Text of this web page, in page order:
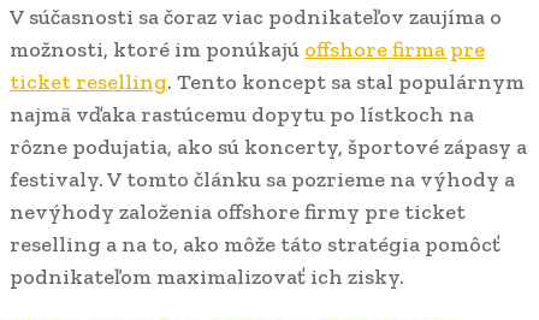
V súčasnosti sa čoraz viac podnikateľov zaujíma o
možnosti, ktoré im ponúkajú offshore firma pre
ticket reselling. Tento koncept sa stal populárnym
najmä vďaka rastúcemu dopytu po lístkoch na
rôzne podujatia, ako sú koncerty, športové zápasy a
festivaly. V tomto článku sa pozrieme na výhody a
nevýhody založenia offshore firmy pre ticket
reselling a na to, ako môže táto stratégia pomôcť
podnikateľom maximalizovať ich zisky.